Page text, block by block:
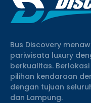
Bus Discovery
pariwisata luxury
berkualitas.
pilihan kendaraan
dengan tujuan
dan Lampung.